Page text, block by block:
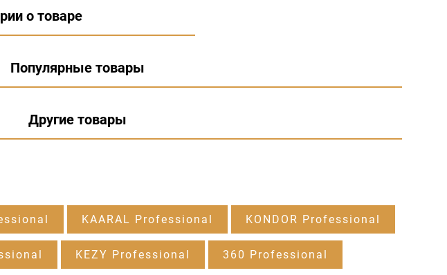
о товаре
Популярные товары
Другие товары
KAARAL Professional KONDOR Professional
KEZY Professional 360 Professional